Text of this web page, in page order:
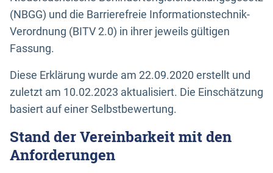
(NBGG) und die Barrierefreie Informationstechnik-
Verordnung (BITV 2.0) in ihrer jeweils gültigen
Fassung.
Diese Erklärung wurde am 22.09.2020 erstellt und
zuletzt am 10.02.2023 aktualisiert. Die Einschätzung
basiert auf einer Selbstbewertung.
Stand der Vereinbarkeit mit den
Anforderungen